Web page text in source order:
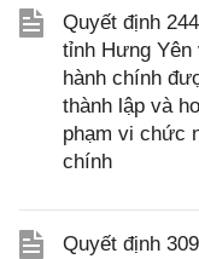
Quyết định
tỉnh Hưng Yên
hành chính
thành lập và
phạm vi chức
chính
Quyết định